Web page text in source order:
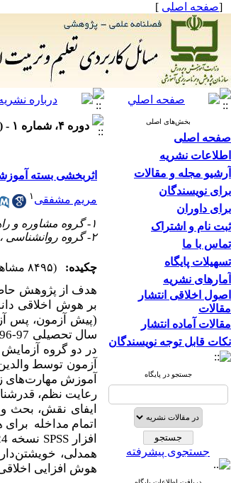
[صفحه اصلی ]
بخش‌های اصلی
صفحه اصلی
اطلاعات نشریه
آرشیو مجله و مقالات
برای نویسندگان
برای داوران
ثبت نام و اشتراک
تماس با ما
تسهیلات پایگاه
آمارهای نشریه
اصول اخلاقی انتشار
مقالات
مقالات آماده انتشار
نکات قابل توجه نویسندگان
جستجو در پایگاه
جستجوی پیشرفته
دوره ۴، شماره ۱ - ( ۱۳۹۸ )
اثربخشی بسته
مریم مشفقی ۱
۱- گروه مشاوره و راهنمایی، دانشگاه پیام نور، اصفهان
۲- گروه روانشناسی ، دانشگاه پیام نور، اصفهان ،
چکیده: (۸۴۹۵ مشاهده)
هدف از پژوهش
بر هوش اخلاقی
(پیش آزمون، پس
در دو گروه آزمایش
آموزش مهارت‌های
رعایت نظم،
ایفای نقش، بحث
اتمام مداخله
افزارSPSS نسخه 24 استفاده شد.
همدلی، خویشتن
هوش افزایی